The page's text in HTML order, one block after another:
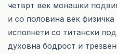
четврт век монашки
и со половина век
исполнети со титански
духовна бодрост и